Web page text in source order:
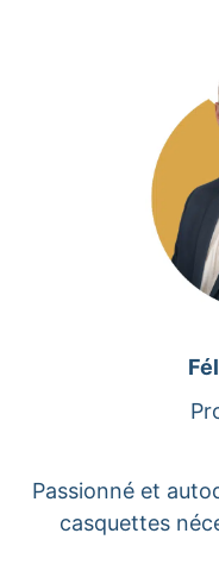
Passionné et
casquettes